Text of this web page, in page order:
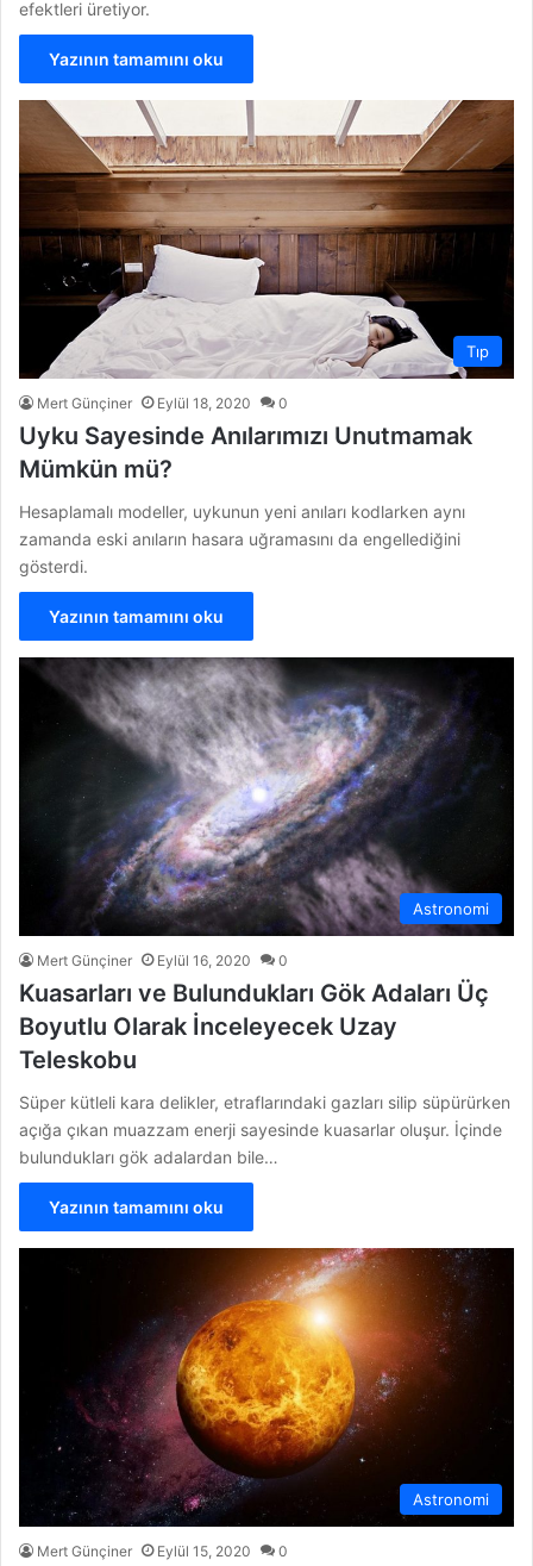
efektleri üretiyor.
Yazının tamamını oku
Tıp
Mert Günçiner Eylül 18, 2020 0
Uyku Sayesinde Anılarımızı Unutmamak
Mümkün mü?
Hesaplamalı modeller, uykunun yeni anıları kodlarken aynı
zamanda eski anıların hasara uğramasını da engellediğini
gösterdi.
Yazının tamamını oku
Astronomi
Mert Günçiner Eylül 16, 2020 0
Kuasarları ve Bulundukları Gök Adaları Üç
Boyutlu Olarak İnceleyecek Uzay
Teleskobu
Süper kütleli kara delikler, etraflarındaki gazları silip süpürürken
açığa çıkan muazzam enerji sayesinde kuasarlar oluşur. İçinde
bulundukları gök adalardan bile…
Yazının tamamını oku
Astronomi
Mert Günçiner Eylül 15, 2020 0